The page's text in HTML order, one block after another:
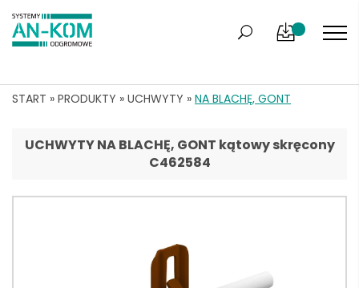
START » PRODUKTY » UCHWYTY » NA BLACHĘ, GONT
UCHWYTY NA BLACHĘ, GONT kątowy skręcony
C462584